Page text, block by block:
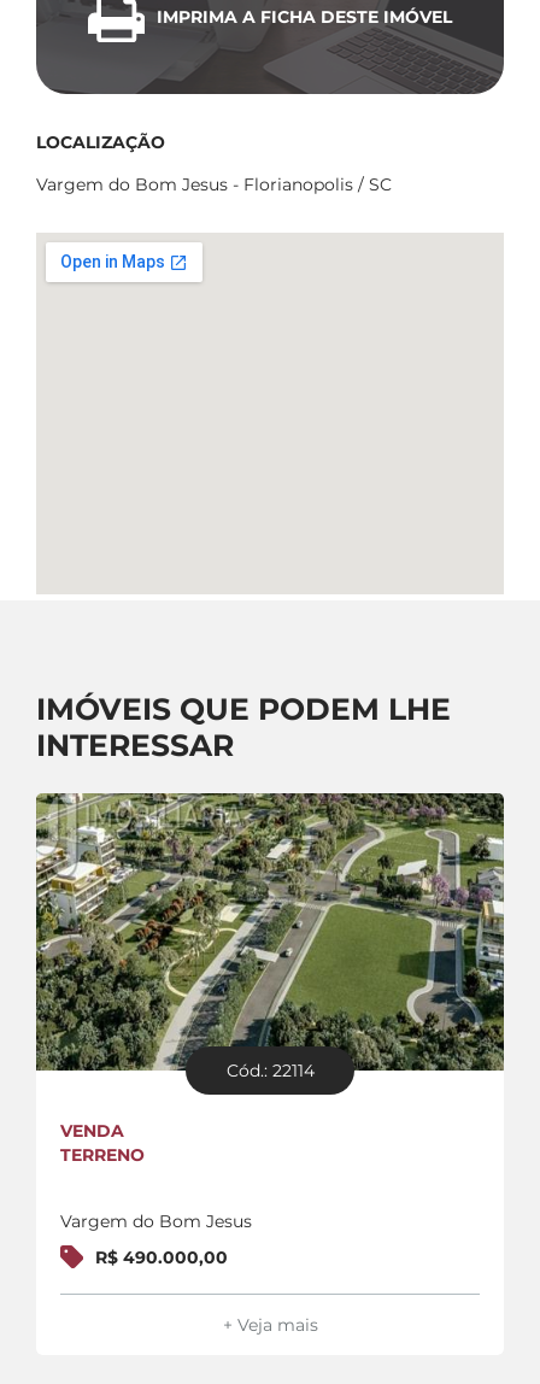
IMPRIMA A FICHA DESTE IMÓVEL
LOCALIZAÇÃO
Vargem do Bom Jesus - Florianopolis / SC
IMÓVEIS QUE PODEM LHE
INTERESSAR
Cód.: 22114
VENDA
TERRENO
Vargem do Bom Jesus
R$ 490.000,00
+ Veja mais